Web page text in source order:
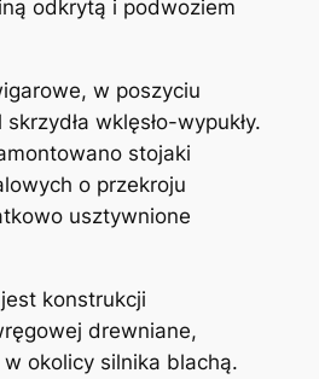
odkrytą i podwoziem
w poszyciu
wklęsło-wypukły.
stojaki
o przekroju
usztywnione
konstrukcji
drewniane,
okolicy silnika blachą.